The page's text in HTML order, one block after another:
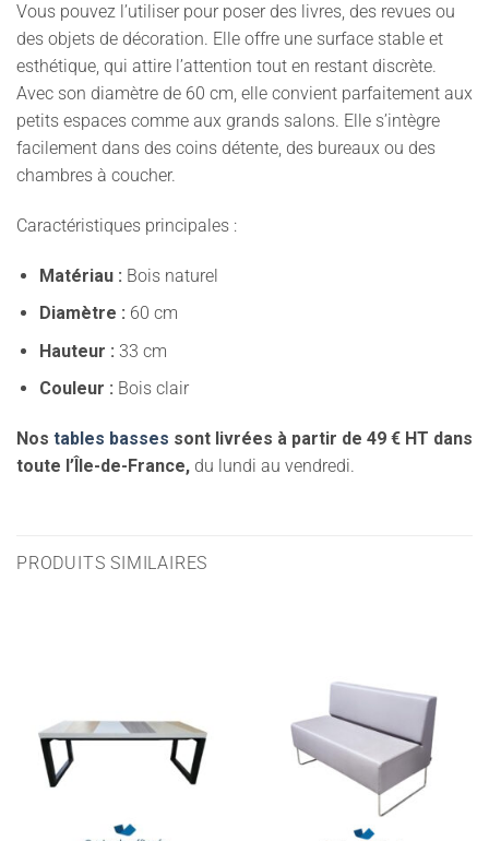
Vous pouvez l’utiliser pour poser des livres, des revues ou
des objets de décoration. Elle offre une surface stable et
esthétique, qui attire l’attention tout en restant discrète.
Avec son diamètre de 60 cm, elle convient parfaitement aux
petits espaces comme aux grands salons. Elle s’intègre
facilement dans des coins détente, des bureaux ou des
chambres à coucher.
Caractéristiques principales :
Matériau : Bois naturel
Diamètre : 60 cm
Hauteur : 33 cm
Couleur : Bois clair
Nos tables basses sont livrées à partir de 49 € HT dans
toute l’Île-de-France, du lundi au vendredi.
PRODUITS SIMILAIRES